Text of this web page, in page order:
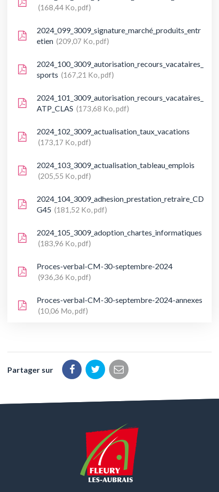
168,44 Ko, pdf
2024_099_3009_signature_marché_produits_entr
etien
209,07 Ko, pdf
2024_100_3009_autorisation_recours_vacataires_
sports
167,21 Ko, pdf
2024_101_3009_autorisation_recours_vacataires_
ATP_CLAS
173,68 Ko, pdf
2024_102_3009_actualisation_taux_vacations
173,17 Ko, pdf
2024_103_3009_actualisation_tableau_emplois
205,55 Ko, pdf
2024_104_3009_adhesion_prestation_retraire_CD
G45
181,52 Ko, pdf
2024_105_3009_adoption_chartes_informatiques
183,96 Ko, pdf
Proces-verbal-CM-30-septembre-2024
936,36 Ko, pdf
Proces-verbal-CM-30-septembre-2024-annexes
10,06 Mo, pdf
Partager sur
Partager
Facebook
Partager
Twitter
Partager
email